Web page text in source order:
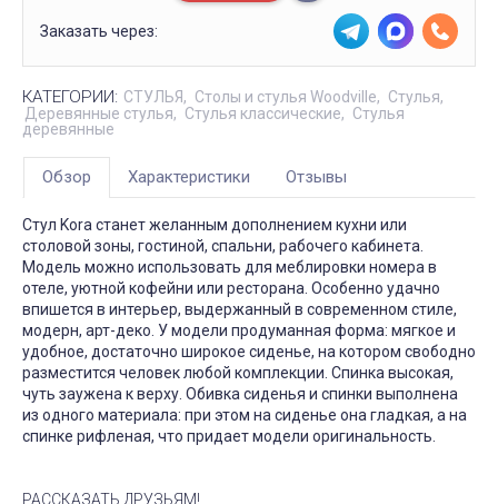
Заказать через:
КАТЕГОРИИ: СТУЛЬЯ Столы и стулья Woodville
Стулья
Деревянные стулья
Стулья классические
Стулья
деревянные
Обзор Характеристики Отзывы
Стул Kora станет желанным дополнением кухни или
столовой зоны, гостиной, спальни, рабочего кабинета.
Модель можно использовать для меблировки номера в
отеле, уютной кофейни или ресторана. Особенно удачно
впишется в интерьер, выдержанный в современном стиле,
модерн, арт-деко. У модели продуманная форма: мягкое и
удобное, достаточно широкое сиденье, на котором свободно
разместится человек любой комплекции. Спинка высокая,
чуть заужена к верху. Обивка сиденья и спинки выполнена
из одного материала: при этом на сиденье она гладкая, а на
спинке рифленая, что придает модели оригинальность.
РАССКАЗАТЬ ДРУЗЬЯМ!